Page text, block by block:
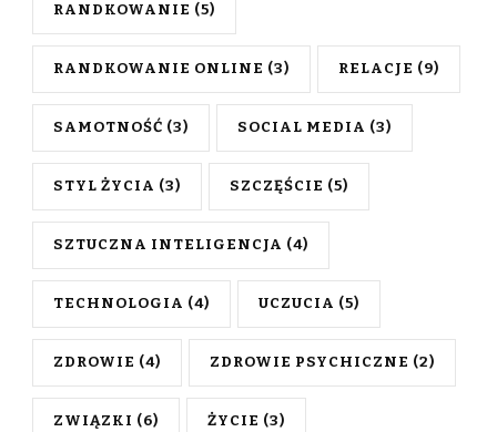
RANDKOWANIE (5)
RANDKOWANIE ONLINE (3) RELACJE (9)
SAMOTNOŚĆ (3) SOCIAL MEDIA (3)
STYL ŻYCIA (3) SZCZĘŚCIE (5)
SZTUCZNA INTELIGENCJA (4)
TECHNOLOGIA (4) UCZUCIA (5)
ZDROWIE (4) ZDROWIE PSYCHICZNE (2)
ZWIĄZKI (6) ŻYCIE (3)